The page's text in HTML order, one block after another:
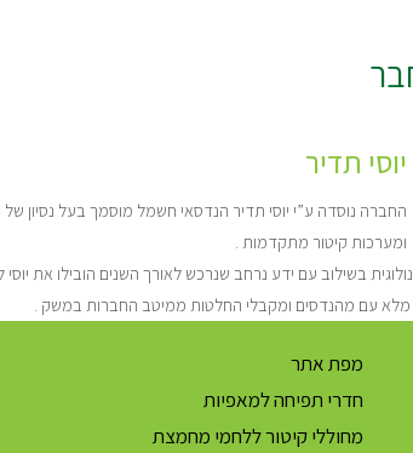
יוסי תדיר
ומערכות קיטור מתקדמות .
בשילוב עם ידע נרחב שנרכש לאורך השנים הובילו את
מלא עם מהנדסים ומקבלי החלטות ממיטב החברות במשק .
מפת אתר
חדרי תפיחה למאפיות
מחוללי קיטור ללחמי מחמצת